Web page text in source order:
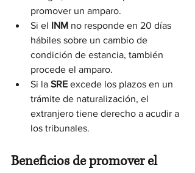
promover un amparo.
Si el INM no responde en 20 días
hábiles sobre un cambio de
condición de estancia, también
procede el amparo.
Si la SRE excede los plazos en un
trámite de naturalización, el
extranjero tiene derecho a acudir a
los tribunales.
Beneficios de promover el